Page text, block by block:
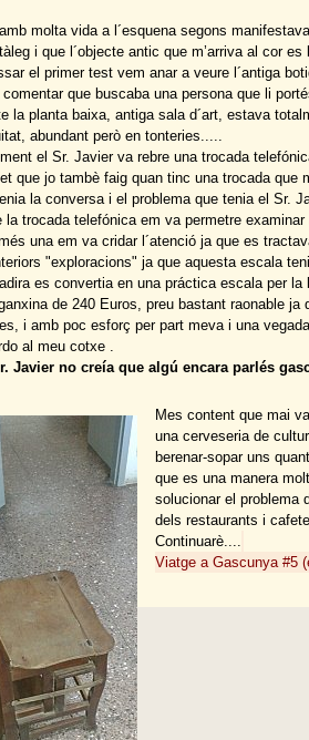
molta vida a l´esquena segons
i que l´objecte antic que m’arriva al cor es
el primer test vem anar a veure l´antiga
que buscaba una persona que li
la planta baixa, antiga sala d´art, estava
abundant però en tonteries.....
el Sr. Javier va rebre una trocada
que jo tambè faig quan tinc una trocada que
la conversa i el problema que tenia el Sr.
la trocada telefónica em va permetre
una em va cridar l´atenció ja que es
"exploracions" ja que aquesta escala
es convertia en una práctica escala per
de 240 Euros, preu bastant raonable
i amb poc esforç per part meva i una
al meu cotxe .
Javier no creía que algú encara parlés
Mes content que mai
una cerveseria de
berenar-sopar uns
que es una manera
solucionar el problema
dels restaurants i
Continuarè....
Viatge a Gascunya #5